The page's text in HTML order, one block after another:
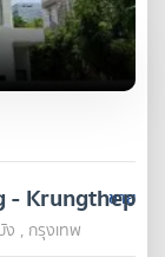
ขาย
-
, กรุงเทพ